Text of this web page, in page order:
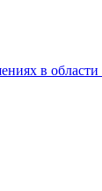
в области